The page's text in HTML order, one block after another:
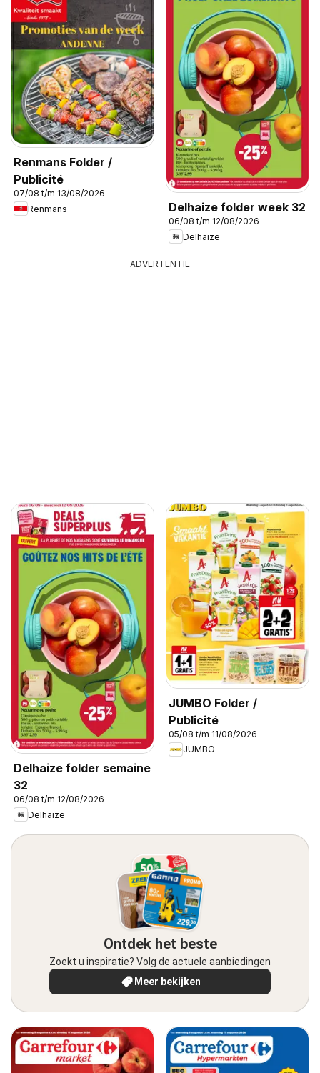
Renmans Folder /
Publicité
07/08 t/m 13/08/2026
Renmans
Delhaize folder week 32
06/08 t/m 12/08/2026
Delhaize
ADVERTENTIE
Delhaize folder semaine
32
06/08 t/m 12/08/2026
Delhaize
JUMBO Folder /
Publicité
05/08 t/m 11/08/2026
JUMBO
Ontdek het beste
Zoekt u inspiratie? Volg de actuele aanbiedingen
Meer bekijken